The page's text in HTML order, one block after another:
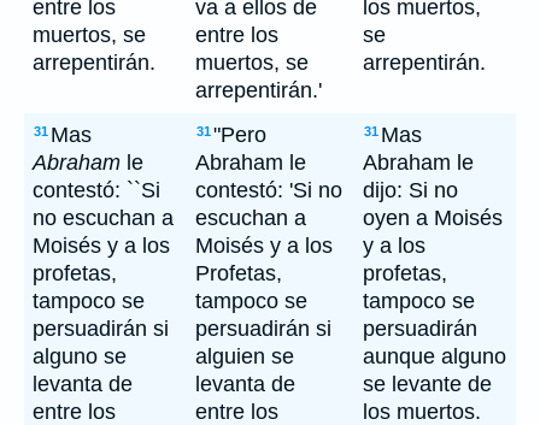
entre los
muertos, se
arrepentirán.
va a ellos de
entre los
muertos, se
arrepentirán.'
los muertos,
se
arrepentirán.
31 Mas
Abraham le
contestó: ``Si
no escuchan a
Moisés y a los
profetas,
tampoco se
persuadirán si
alguno se
levanta de
entre los
31"Pero
Abraham le
contestó: 'Si no
escuchan a
Moisés y a los
Profetas,
tampoco se
persuadirán si
alguien se
levanta de
entre los
31 Mas
Abraham le
dijo: Si no
oyen a Moisés
y a los
profetas,
tampoco se
persuadirán
aunque alguno
se levante de
los muertos.